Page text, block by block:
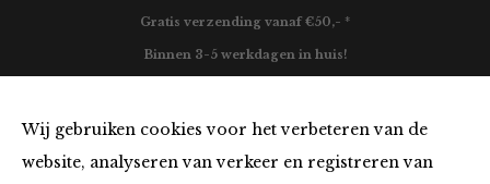
Wij gebruiken cookies voor het verbeteren van de
website, analyseren van verkeer en registreren van
Gratis verzending vanaf €50,- *
Binnen 3-5 werkdagen in huis!